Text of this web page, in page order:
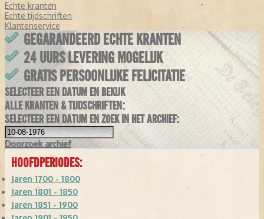
Echte kranten
Echte tijdschriften
Klantenservice
GEGARANDEERD ECHTE KRANTEN
24 UURS LEVERING MOGELIJK
GRATIS PERSOONLIJKE FELICITATIE
SELECTEER EEN DATUM EN BEKIJK
ALLE KRANTEN & TIJDSCHRIFTEN:
SELECTEER EEN DATUM EN ZOEK IN HET ARCHIEF:
Doorzoek archief
HOOFDPERIODES:
Jaren 1700 - 1800
Jaren 1801 - 1850
Jaren 1851 - 1900